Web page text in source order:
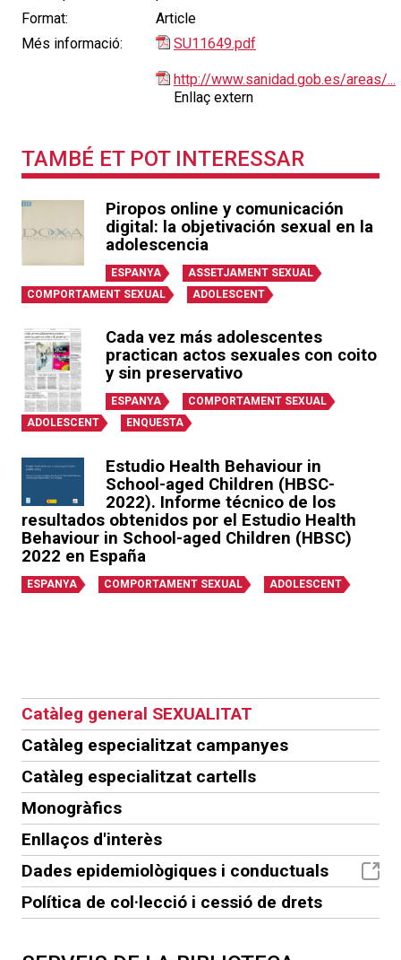
Format:
Article
Més informació:
SU11649.pdf
http://www.sanidad.gob.es/areas/...
Enllaç extern
TAMBÉ ET POT INTERESSAR
Piropos online y comunicación
digital: la objetivación sexual en la
adolescencia
ESPANYA
ASSETJAMENT SEXUAL
COMPORTAMENT SEXUAL
ADOLESCENT
Cada vez más adolescentes
practican actos sexuales con coito
y sin preservativo
ESPANYA
COMPORTAMENT SEXUAL
ADOLESCENT
ENQUESTA
Estudio Health Behaviour in
School-aged Children (HBSC-
2022). Informe técnico de los
resultados obtenidos por el Estudio Health
Behaviour in School-aged Children (HBSC)
2022 en España
ESPANYA COMPORTAMENT SEXUAL ADOLESCENT
Catàleg general SEXUALITAT
Catàleg especialitzat campanyes
Catàleg especialitzat cartells
Monogràfics
Enllaços d'interès
Dades epidemiològiques i conductuals
Política de col·lecció i cessió de drets